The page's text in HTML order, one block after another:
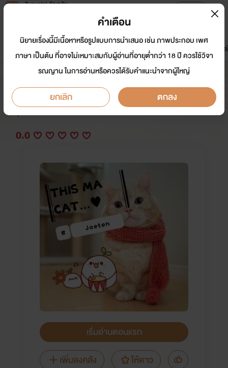
Tunwalai ธัญวลัย
หน้าแรก นิยาย อีบุ๊ก การ์ตูน
มาใหม่
ดรีมแชท ธัญลิสต์
This ma cat...แมวตัวนั้นของผม
นักเขียน: แซนเดรีย
Y
0.0
เริ่มอ่านตอนแรก
เพิ่มลงคลัง
ให้ดาว
คำเตือน
นิยายเรื่องนี้มีเนื้อหาหรือรูปแบบการนำเสนอ เช่น ภาพประกอบ เพศ
ภาษา เป็นต้น ที่อาจไม่เหมาะสมกับผู้อ่านที่อายุต่ำกว่า 18 ปี ควรใช้วิจา
รณญาน ในการอ่านหรือควรได้รับคำแนะนำจากผู้ใหญ่
ยกเลิก ตกลง